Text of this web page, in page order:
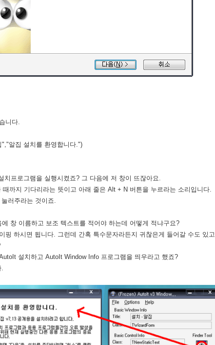
니다.
알집 설치를 환영합니다.")
치프로그램을 실행시켰죠? 그 다음에 저 창이 뜨잖아요.
까지 기다리라는 뜻이고 아래 줄은 Alt + N 버튼을 누르라는 소리입니다.
러주라는 것이죠.
창 이름하고 보조 텍스트를 적어야 하는데 어떻게 적냐구요?
핑 하시면 됩니다. 그런데 간혹 특수문자라든지 귀찮은게 들어갈 수도 있고
설치하고 AutoIt Window Info 프로그램을 띄우라고 했죠?
.